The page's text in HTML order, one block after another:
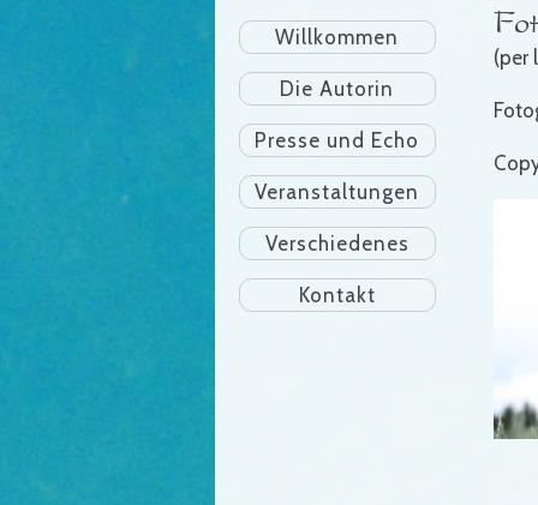
Willkommen
Die Autorin
Presse und Echo
Veranstaltungen
Verschiedenes
Kontakt
(per